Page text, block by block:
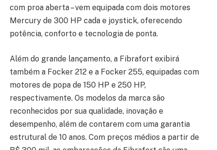
com proa aberta – vem equipada com dois motores
Mercury de 300 HP cada e joystick, oferecendo
potência, conforto e tecnologia de ponta.
Além do grande lançamento, a Fibrafort exibirá
também a Focker 212 e a Focker 255, equipadas com
motores de popa de 150 HP e 250 HP,
respectivamente. Os modelos da marca são
reconhecidos por sua qualidade, inovação e
desempenho, além de contarem com uma garantia
estrutural de 10 anos. Com preços médios a partir de